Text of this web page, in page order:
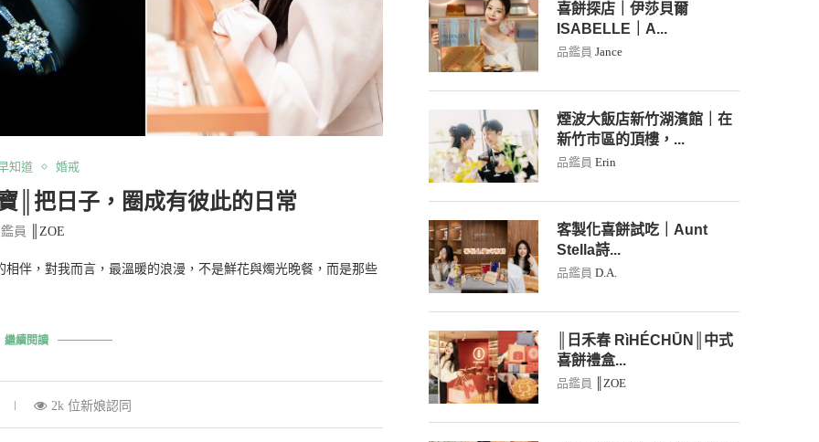
知道 婚戒
║把日子，圈成有彼此的日常
員 ║ZOE
伴，對我而言，最溫暖的浪漫，不是鮮花與燭光晚餐，而是那些
繼續閱讀
2k 位新娘認同
喜餅探店｜伊莎貝爾
ISABELLE｜A...
品鑑員 Jance
煙波大飯店新竹湖濱館｜在
新竹市區的頂樓，...
品鑑員 Erin
客製化喜餅試吃｜Aunt
Stella詩...
品鑑員 D.A.
║日禾春 RìHÉCHŪN║中式
喜餅禮盒...
品鑑員 ║ZOE